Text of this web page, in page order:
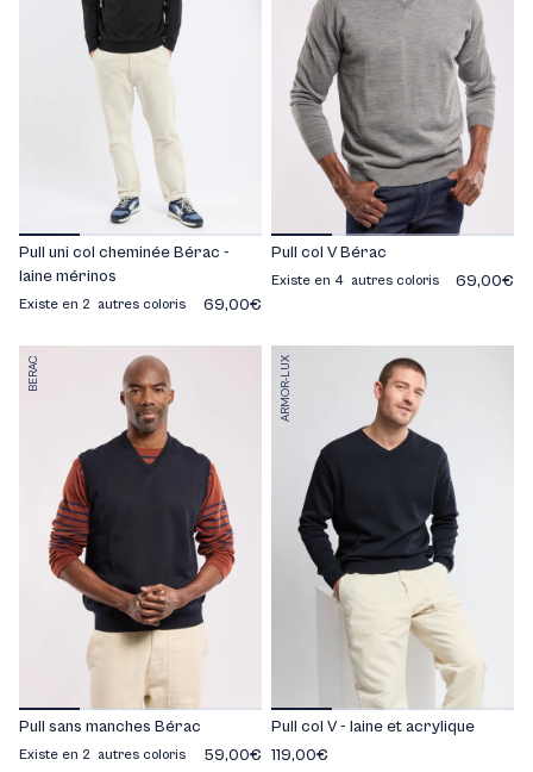
Pull uni col cheminée Bérac -
laine mérinos
Existe en 2 autres coloris 69,00€
Pull col V Bérac
Existe en 4 autres coloris 69,00€
BERAC
Pull sans manches Bérac
Existe en 2 autres coloris 59,00€
ARMOR-LUX
Pull col V - laine et acrylique
119,00€